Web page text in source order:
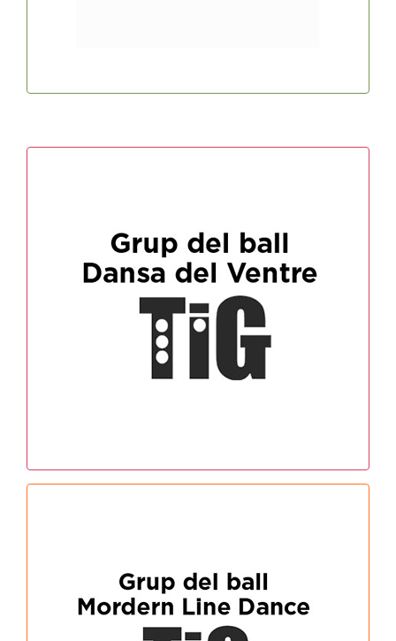
Grup de ball DANSA del VENTRE
Horari: 1r dilluns de cada mes. De 19 a
21h
MÉS INFO
Grup de ball MODERN LINE DANCE